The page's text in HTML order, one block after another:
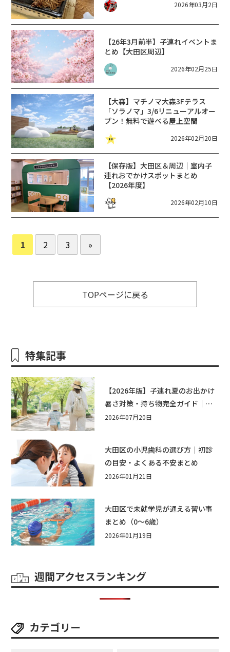
2026年03月2日
【26年3月前半】子連れイベントま
とめ【大田区周辺】
2026年02月25日
【大森】マチノマ大森3Fテラス
「ソラノマ」3/6リニューアルオー
プン！無料で遊べる屋上空間
2026年02月20日
【保存版】大田区＆周辺｜室内子
連れおでかけスポットまとめ
【2026年度】
2026年02月10日
1 2 3 »
TOPページに戻る
特集記事
【2026年版】子連れ夏のお出かけ
暑さ対策・持ち物完全ガイド｜水
遊び・公園・夏祭りで本当に役立
2026年07月20日
大田区の小児歯科の選び方｜初診
の目安・よくある不安まとめ
2026年01月21日
大田区で未就学児が通える習い事
まとめ（0〜6歳）
2026年01月19日
週間アクセスランキング
カテゴリー